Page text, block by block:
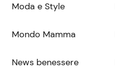
Moda e Style
Mondo Mamma
News benessere